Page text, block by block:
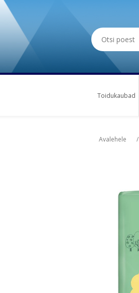
Toidukaubad
Avalehele /